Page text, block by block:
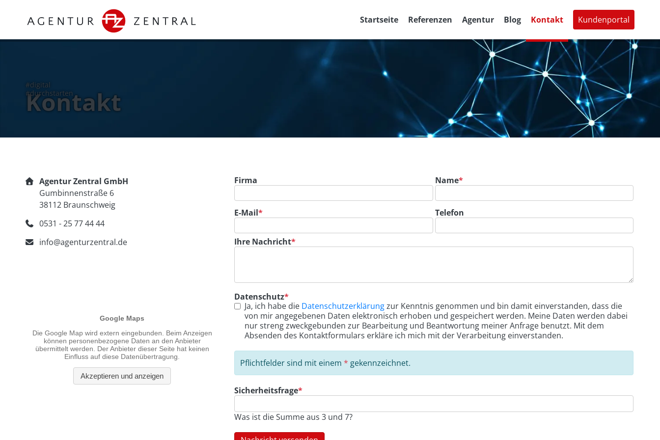
Startseite
Referenzen Agentur Blog Kontakt Kundenportal
Kontakt
Agentur Zentral GmbH
Gumbinnenstraße 6
38112 Braunschweig
0531 - 25 77 44 44
info@agenturzentral.de
Firma Pflichtfeld
Name*
Pflichtfeld
E-Mail* Telefon
Pflichtfeld
Ihre Nachricht*
Pflichtfeld
Datenschutz*
Ja, ich habe die Datenschutzerklärungzur Kenntnis genommen und bin damit einverstanden, dass die
von mir angegebenen Daten elektronisch erhoben und gespeichert werden. Meine Daten werden dabei
nur streng zweckgebunden zur Bearbeitung und Beantwortung meiner Anfrage benutzt. Mit dem
Absenden des Kontaktformulars erkläre ich mich mit der Verarbeitung einverstanden.
Pflichtfelder sind mit einem* gekennzeichnet.
Pflichtfeld
Sicherheitsfrage*
Was ist die Summe aus 3 und 7?